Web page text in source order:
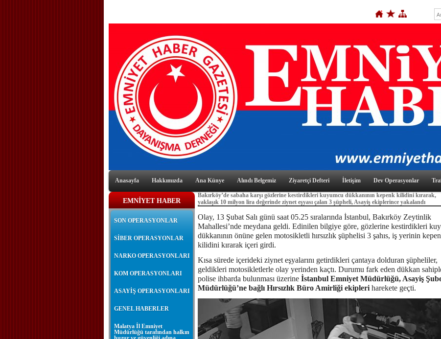
Anasayfa Hakkımızda Ana Künye Alındı Belgemiz Ziyaretçi Defteri İletişim Dev Operasyonlar
EMNİYET HABER
SON OPERASYONLAR
SİBER OPERASYONLAR
NARKO OPERASYONLARI
KOM OPERASYONLARI
ASAYİŞ OPERASYONLARI
GENEL HABERLER
Malatya İl Emniyet
Müdürlüğü tarafından halkın
Bakırköy’de sabaha karşı gözlerine kestirdikleri kuyumcu dükkanının kepenk kilidini kırarak,
yaklaşık 10 milyon lira değerinde ziynet eşyası çalan 3 şüpheli, Asayiş ekiplerince yakalandı
Olay, 13 Şubat Salı günü saat 05.25 sıralarında İstanbul, Bakırköy Zeytinlik
Mahallesi’nde meydana geldi. Edinilen bilgiye göre, gözlerine kestirdikleri
dükkanının önüne gelen motosikletli hırsızlık şüphelisi 3 şahıs, iş yerinin
kilidini kırarak içeri girdi.
Kısa sürede içerideki ziynet eşyalarını getirdikleri çantaya dolduran şüpheliler,
geldikleri motosikletlerle olay yerinden kaçtı. Durumu fark eden dükkan
polise ihbarda bulunması üzerine İstanbul Emniyet Müdürlüğü, Asayiş
Müdürlüğü’ne bağlı Hırsızlık Büro Amirliği ekipleri harekete geçti.